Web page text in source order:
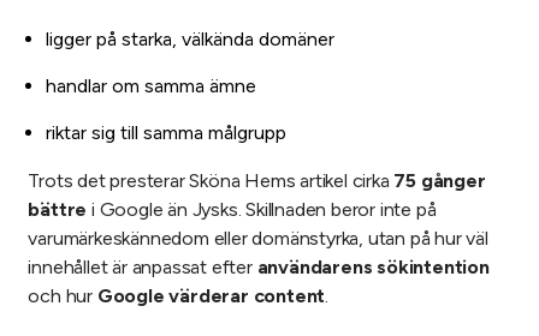
ligger på starka, välkända domäner
handlar om samma ämne
riktar sig till samma målgrupp
Trots det presterar Sköna Hems artikel cirka 75 gånger
bättre i Google än Jysks. Skillnaden beror inte på
varumärkeskännedom eller domänstyrka, utan på hur väl
innehållet är anpassat efter användarens sökintention
och hur Google värderar content.